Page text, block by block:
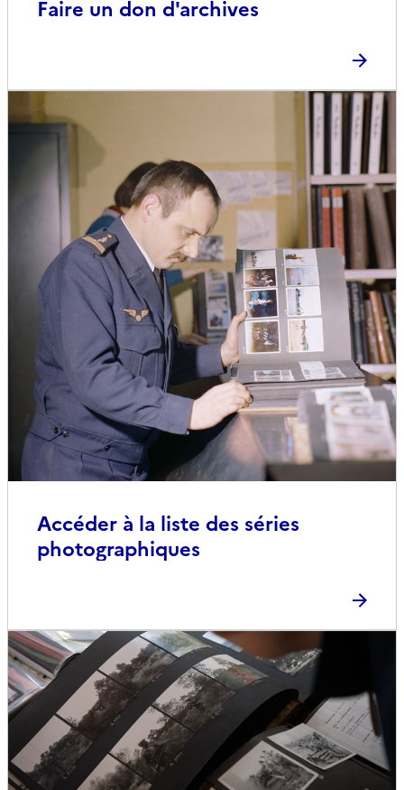
Faire un don d'archives
Accéder à la liste des séries
photographiques